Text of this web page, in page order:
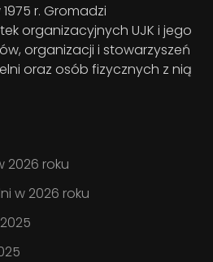
r. Gromadzi
organizacyjnych UJK i jego
organizacji i stowarzyszeń
oraz osób fizycznych z nią
2026 roku
w 2026 roku